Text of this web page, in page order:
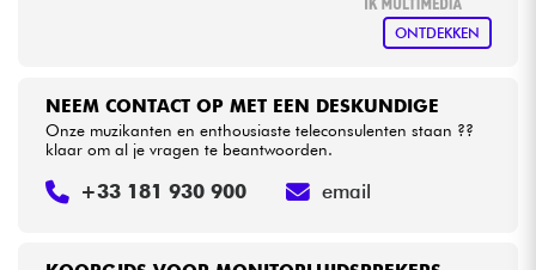
ONTDEKKEN
NEEM CONTACT OP MET EEN DESKUNDIGE
Onze muzikanten en enthousiaste teleconsulenten staan ??
klaar om al je vragen te beantwoorden.
+33 181 930 900 email